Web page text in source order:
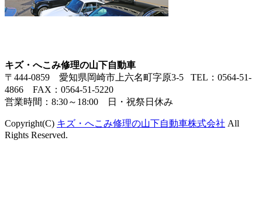
キズ・へこみ修理の山下自動車
〒444-0859 愛知県岡崎市上六名町字原3-5 TEL：0564-51-
4866 FAX：0564-51-5220
営業時間：8:30～18:00 日・祝祭日休み
Copyright(C) キズ・へこみ修理の山下自動車株式会社 All
Rights Reserved.